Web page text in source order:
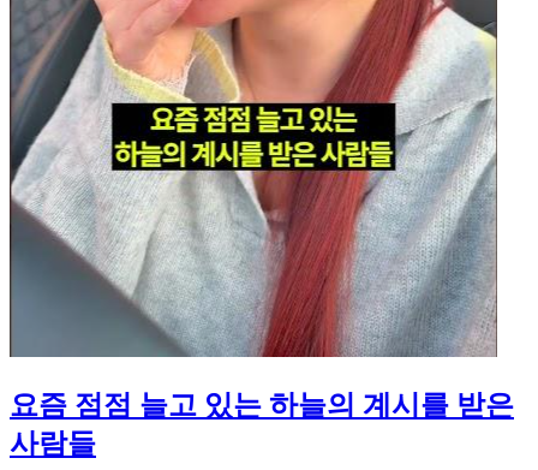
요즘 점점 늘고 있는 하늘의 계시를 받은
사람들